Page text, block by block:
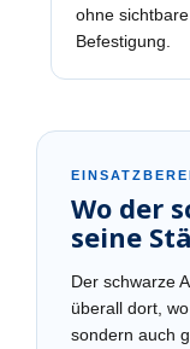
ohne sichtbare
Befestigung.
Wo der
seine
Der schwarze
überall dort,
sondern auch